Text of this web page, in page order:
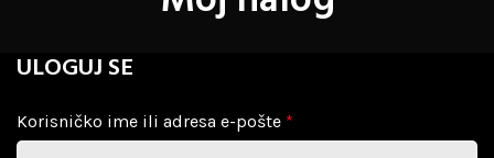
ULOGUJ SE
Korisničko ime ili adresa e-pošte *